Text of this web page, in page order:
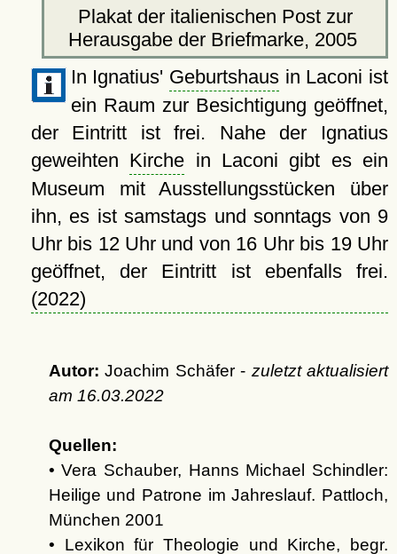
Plakat der italienischen Post zur
Herausgabe der Briefmarke, 2005
In Ignatius' Geburtshaus in Laconi ist
ein Raum zur Besichtigung geöffnet,
der Eintritt ist frei. Nahe der Ignatius
geweihten Kirche in Laconi gibt es ein
Museum mit Ausstellungsstücken über
ihn, es ist samstags und sonntags von 9
Uhr bis 12 Uhr und von 16 Uhr bis 19 Uhr
geöffnet, der Eintritt ist ebenfalls frei.
(2022)
Autor: Joachim Schäfer - zuletzt aktualisiert
am 16.03.2022
Quellen:
• Vera Schauber, Hanns Michael Schindler:
Heilige und Patrone im Jahreslauf. Pattloch,
München 2001
• Lexikon für Theologie und Kirche, begr.